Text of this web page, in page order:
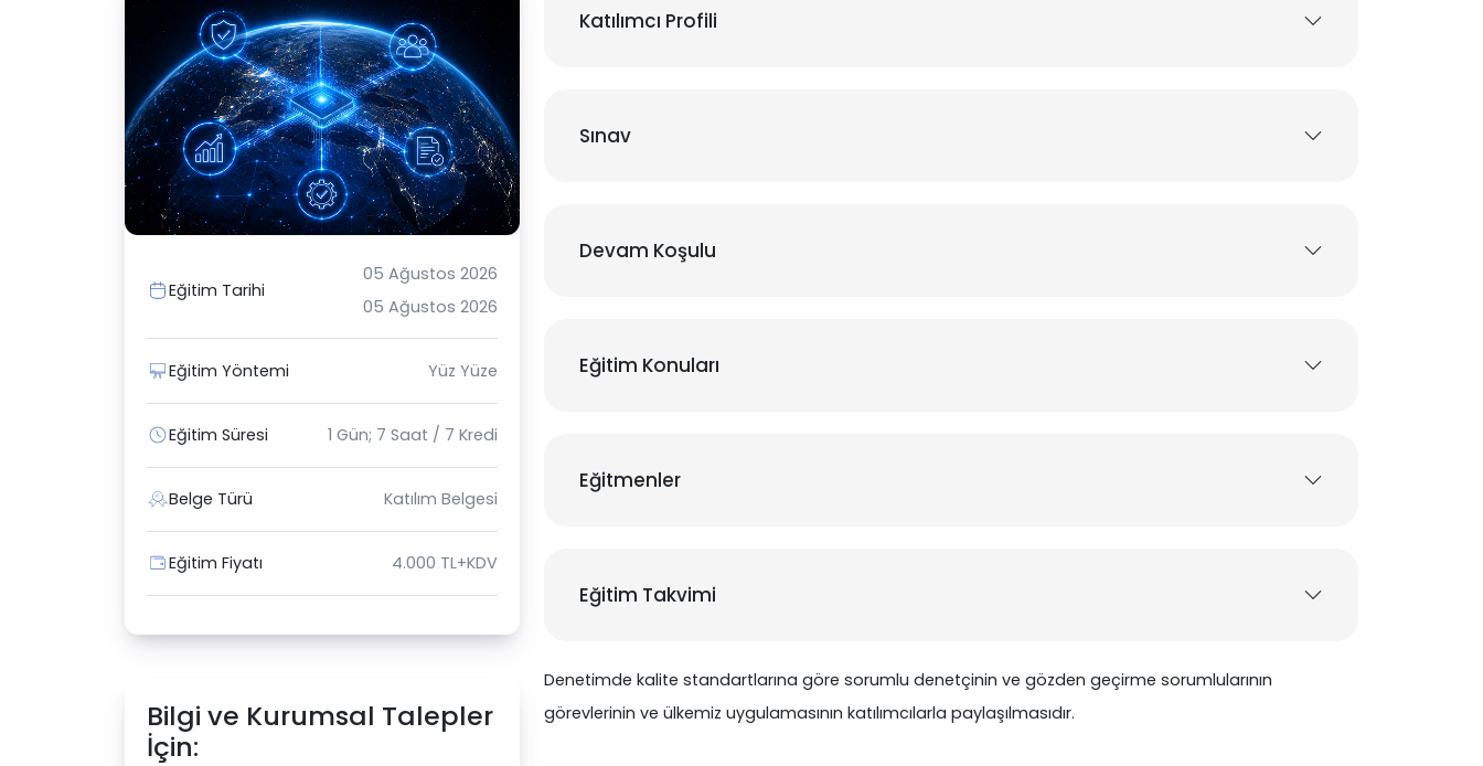
Eğitim Tarihi
05 Ağustos 2026
05 Ağustos 2026
Eğitim Yöntemi Yüz Yüze
Eğitim Süresi 1 Gün; 7 Saat / 7 Kredi
Belge Türü Katılım Belgesi
Eğitim Fiyatı 4.000 TL+KDV
Bilgi ve Kurumsal Talepler
İçin:
Katılımcı Profili
Sınav
Devam Koşulu
Eğitim Konuları
Eğitmenler
Eğitim Takvimi
Denetimde kalite standartlarına göre sorumlu denetçinin ve gözden geçirme sorumlularının
görevlerinin ve ülkemiz uygulamasının katılımcılarla paylaşılmasıdır.